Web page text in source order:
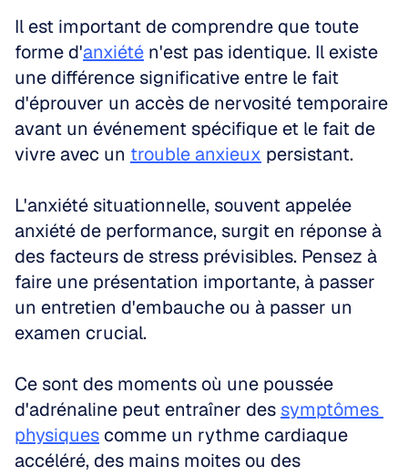
Il est important de comprendre que toute
forme d'anxiété n'est pas identique. Il existe
une différence significative entre le fait
d'éprouver un accès de nervosité temporaire
avant un événement spécifique et le fait de
vivre avec un trouble anxieux persistant.
L'anxiété situationnelle, souvent appelée
anxiété de performance, surgit en réponse à
des facteurs de stress prévisibles. Pensez à
faire une présentation importante, à passer
un entretien d'embauche ou à passer un
examen crucial.
Ce sont des moments où une poussée
d'adrénaline peut entraîner des symptômes
physiques comme un rythme cardiaque
accéléré, des mains moites ou des